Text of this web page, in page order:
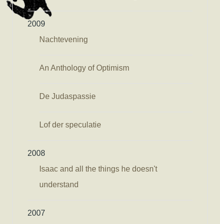
2009
Nachtevening
An Anthology of Optimism
De Judaspassie
Lof der speculatie
2008
Isaac and all the things he doesn't
understand
2007